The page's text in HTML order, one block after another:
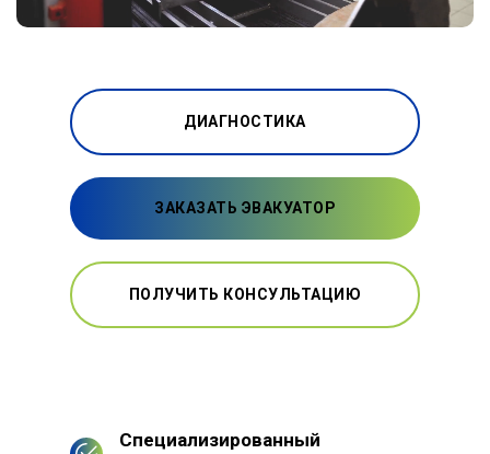
ДИАГНОСТИКА
ЗАКАЗАТЬ ЭВАКУАТОР
ПОЛУЧИТЬ КОНСУЛЬТАЦИЮ
Специализированный